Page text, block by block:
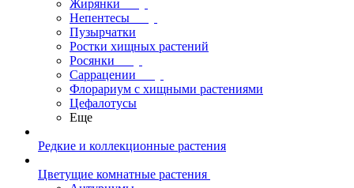
Жирянки
Непентесы
Пузырчатки
Ростки хищных растений
Росянки
Саррацении
Флорариум с хищными растениями
Цефалотусы
Еще
Редкие и коллекционные растения
Цветущие комнатные растения